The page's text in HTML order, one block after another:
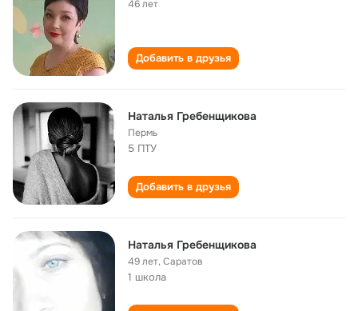
46 лет
Добавить в друзья
Наталья Гребенщикова
Пермь
5 ПТУ
Добавить в друзья
Наталья Гребенщикова
49 лет,Саратов
1 школа